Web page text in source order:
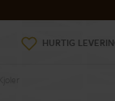
HURTIG